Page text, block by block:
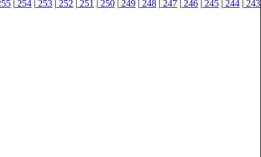
243
|
244
|
245
|
246
|
247
|
248
|
249
|
250
|
251
|
252
|
253
|
254
|